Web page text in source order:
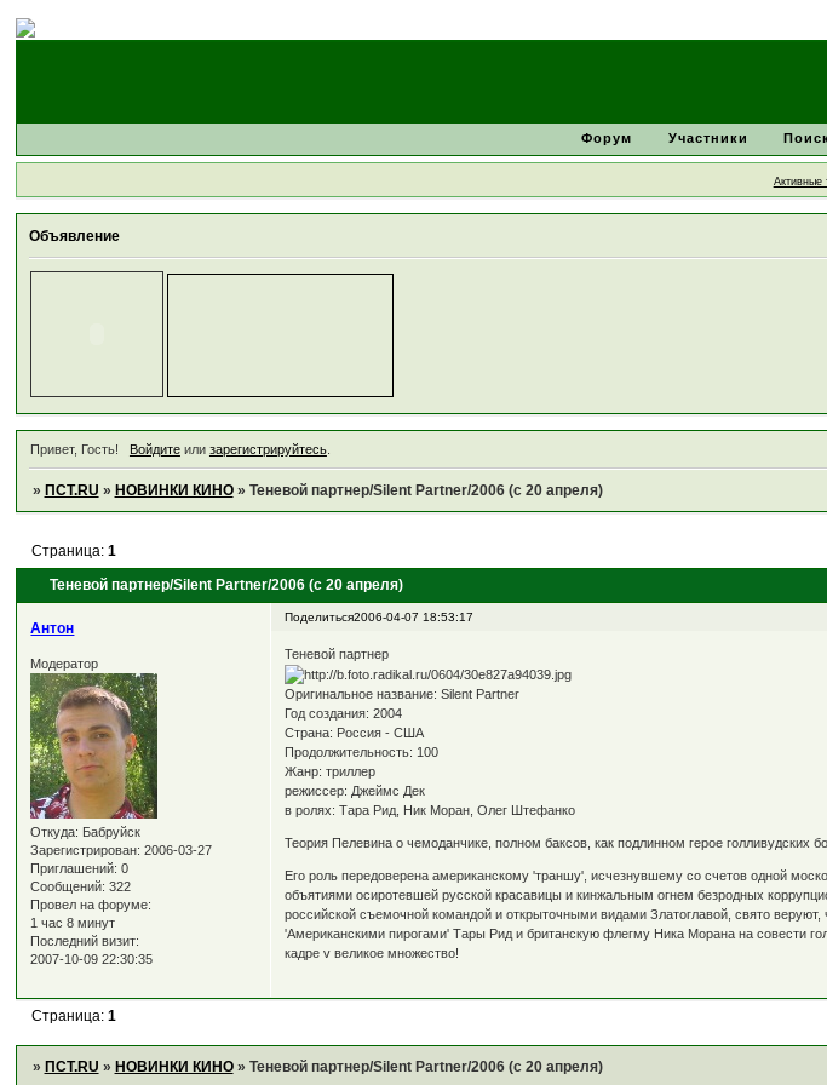
Форум Участники
Активные
Объявление
Привет, Гость! Войдитеили зарегистрируйтесь.
» ПСТ.RU » НОВИНКИ КИНО » Теневой партнер/Silent Partner/2006 (с 20 апреля)
Теневой партнер/Silent Partner/2006 (с 20 апреля)
Страница: 1
Поделиться2006-04-07 18:53:17
Антон
Модератор
Откуда: Бабруйск
Зарегистрирован: 2006-03-27
Приглашений: 0
Сообщений: 322
Провел на форуме:
1 час 8 минут
Последний визит:
2007-10-09 22:30:35
Теневой партнер
Оригинальное название: Silent Partner
Год создания: 2004
Страна: Россия - США
Продолжительность: 100
Жанр: триллер
режиссер: Джеймс Дек
в ролях: Тара Рид, Ник Моран, Олег Штефанко
Теория Пелевина о чемоданчике, полном баксов, как подлинном герое голливудских
Его роль передоверена американскому 'траншу', исчезнувшему со счетов одной
объятиями осиротевшей русской красавицы и кинжальным огнем безродных
российской съемочной командой и открыточными видами Златоглавой, свято
'Американскими пирогами' Тары Рид и британскую флегму Ника Морана на совести
кадре v великое множество!
Страница: 1
» ПСТ.RU » НОВИНКИ КИНО » Теневой партнер/Silent Partner/2006 (с 20 апреля)